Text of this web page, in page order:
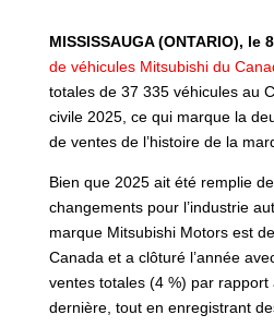
MISSISSAUGA (ONTARIO), le
de véhicules Mitsubishi du
totales de 37 335 véhicules au
civile 2025, ce qui marque la
de ventes de l’histoire de la
Bien que 2025 ait été remplie
changements pour l’industrie
marque Mitsubishi Motors est
Canada et a clôturé l’année
ventes totales (4 %) par rapport
dernière, tout en enregistrant